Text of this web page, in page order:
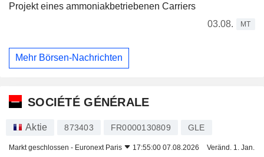
Projekt eines ammoniakbetriebenen Carriers
03.08.
MT
Mehr Börsen-Nachrichten
SOCIÉTÉ GÉNÉRALE
Aktie 873403 FR0000130809 GLE
Markt geschlossen - Euronext Paris 17:55:00 07.08.2026 Veränd. 1. Jan.